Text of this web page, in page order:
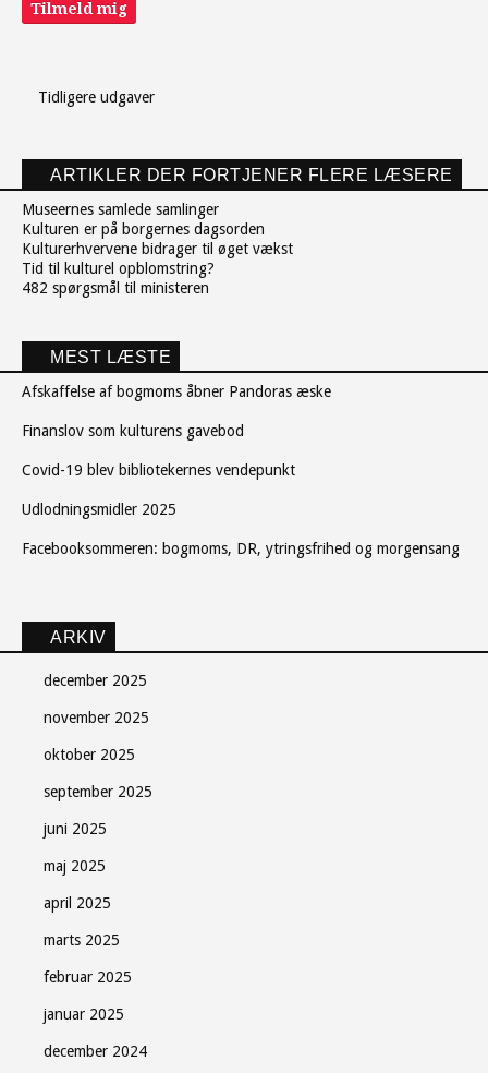
Tilmeld mig
Tidligere udgaver
ARTIKLER DER FORTJENER FLERE LÆSERE
Museernes samlede samlinger
Kulturen er på borgernes dagsorden
Kulturerhvervene bidrager til øget vækst
Tid til kulturel opblomstring?
482 spørgsmål til ministeren
MEST LÆSTE
Afskaffelse af bogmoms åbner Pandoras æske
Finanslov som kulturens gavebod
Covid-19 blev bibliotekernes vendepunkt
Udlodningsmidler 2025
Facebooksommeren: bogmoms, DR, ytringsfrihed og morgensang
ARKIV
december 2025
november 2025
oktober 2025
september 2025
juni 2025
maj 2025
april 2025
marts 2025
februar 2025
januar 2025
december 2024